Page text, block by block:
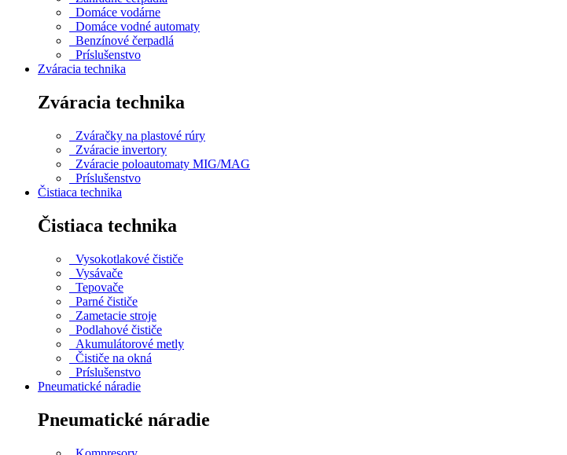
Domáce vodárne
Domáce vodné automaty
Benzínové čerpadlá
Príslušenstvo
Zváracia technika
Zváracia technika
Zváračky na plastové rúry
Zváracie invertory
Zváracie poloautomaty MIG/MAG
Príslušenstvo
Čistiaca technika
Čistiaca technika
Vysokotlakové čističe
Vysávače
Tepovače
Parné čističe
Zametacie stroje
Podlahové čističe
Akumulátorové metly
Čističe na okná
Príslušenstvo
Pneumatické náradie
Pneumatické náradie